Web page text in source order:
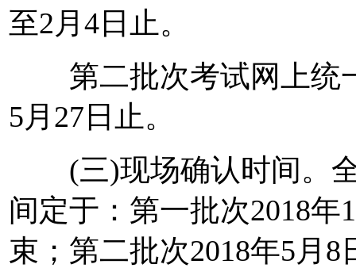
至2月4日止。
第二批次考试网上统一
5月27日止。
(三)现场确认时间。全
间定于：第一批次2018年
束；第二批次2018年5月